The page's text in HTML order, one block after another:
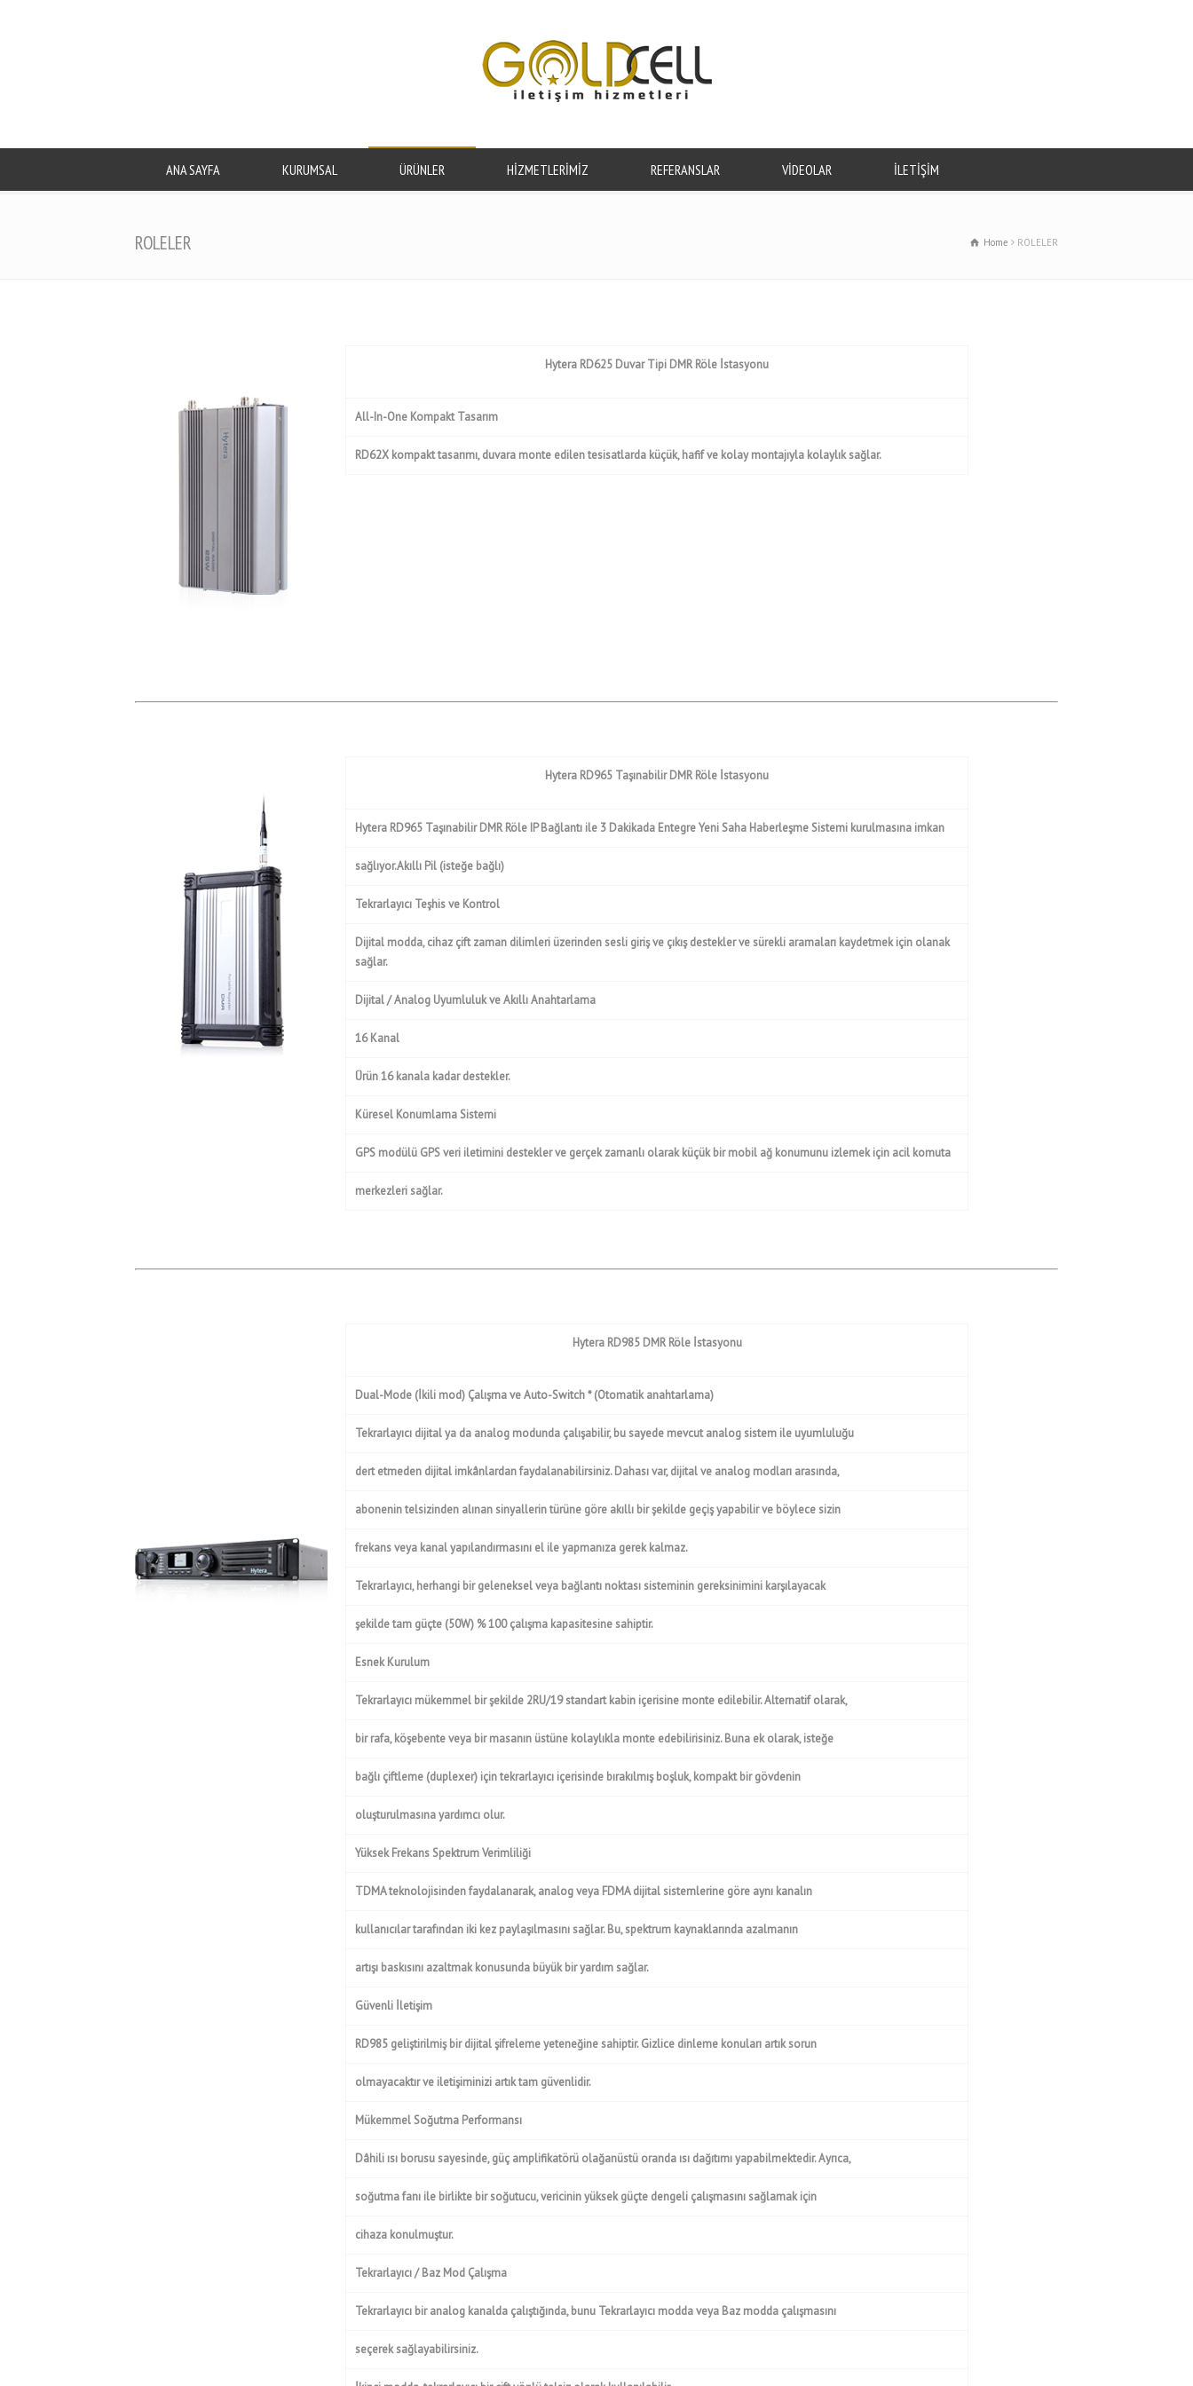
ANA SAYFA KURUMSAL ÜRÜNLER HİZMETLERİMİZ REFERANSLAR VİDEOLAR İLETİŞİM
ROLELER Home ROLELER
Hytera RD625 Duvar Tipi DMR Röle İstasyonu
All-In-One Kompakt Tasarım
RD62X kompakt tasarımı, duvara monte edilen tesisatlarda küçük, hafif ve kolay montajıyla kolaylık sağlar.
Hytera RD965 Taşınabilir DMR Röle İstasyonu
Hytera RD965 Taşınabilir DMR Röle IP Bağlantı ile 3 Dakikada Entegre Yeni Saha Haberleşme Sistemi kurulmasına imkan
sağlıyor.Akıllı Pil (isteğe bağlı)
Tekrarlayıcı Teşhis ve Kontrol
Dijital modda, cihaz çift zaman dilimleri üzerinden sesli giriş ve çıkış destekler ve sürekli aramaları kaydetmek için olanak
sağlar.
Dijital / Analog Uyumluluk ve Akıllı Anahtarlama
16 Kanal
Ürün 16 kanala kadar destekler.
Küresel Konumlama Sistemi
GPS modülü GPS veri iletimini destekler ve gerçek zamanlı olarak küçük bir mobil ağ konumunu izlemek için acil komuta
merkezleri sağlar.
Hytera RD985 DMR Röle İstasyonu
Dual-Mode (İkili mod) Çalışma ve Auto-Switch * (Otomatik anahtarlama)
Tekrarlayıcı dijital ya da analog modunda çalışabilir, bu sayede mevcut analog sistem ile uyumluluğu
dert etmeden dijital imkânlardan faydalanabilirsiniz. Dahası var, dijital ve analog modları arasında,
abonenin telsizinden alınan sinyallerin türüne göre akıllı bir şekilde geçiş yapabilir ve böylece sizin
frekans veya kanal yapılandırmasını el ile yapmanıza gerek kalmaz.
Tekrarlayıcı, herhangi bir geleneksel veya bağlantı noktası sisteminin gereksinimini karşılayacak
şekilde tam güçte (50W) % 100 çalışma kapasitesine sahiptir.
Esnek Kurulum
Tekrarlayıcı mükemmel bir şekilde 2RU/19 standart kabin içerisine monte edilebilir. Alternatif olarak,
bir rafa, köşebente veya bir masanın üstüne kolaylıkla monte edebilirisiniz. Buna ek olarak, isteğe
bağlı çiftleme (duplexer) için tekrarlayıcı içerisinde bırakılmış boşluk, kompakt bir gövdenin
oluşturulmasına yardımcı olur.
Yüksek Frekans Spektrum Verimliliği
TDMA teknolojisinden faydalanarak, analog veya FDMA dijital sistemlerine göre aynı kanalın
kullanıcılar tarafından iki kez paylaşılmasını sağlar. Bu, spektrum kaynaklarında azalmanın
artışı baskısını azaltmak konusunda büyük bir yardım sağlar.
Güvenli İletişim
RD985 geliştirilmiş bir dijital şifreleme yeteneğine sahiptir. Gizlice dinleme konuları artık sorun
olmayacaktır ve iletişiminizi artık tam güvenlidir.
Mükemmel Soğutma Performansı
Dâhili ısı borusu sayesinde, güç amplifikatörü olağanüstü oranda ısı dağıtımı yapabilmektedir. Ayrıca,
soğutma fanı ile birlikte bir soğutucu, vericinin yüksek güçte dengeli çalışmasını sağlamak için
cihaza konulmuştur.
Tekrarlayıcı / Baz Mod Çalışma
Tekrarlayıcı bir analog kanalda çalıştığında, bunu Tekrarlayıcı modda veya Baz modda çalışmasını
seçerek sağlayabilirsiniz.